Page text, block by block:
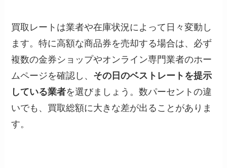
買取レートは業者や在庫状況によって日々変動し
ます。特に高額な商品券を売却する場合は、必ず
複数の金券ショップやオンライン専門業者のホー
ムページを確認し、 その日のベストレートを提示
している業者を選びましょう。数パーセントの違
いでも、買取総額に大きな差が出ることがありま
す。